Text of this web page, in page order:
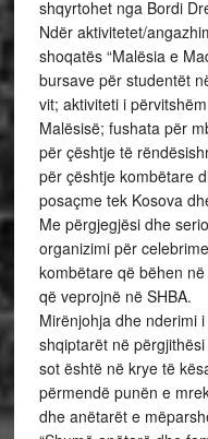
shqyrtohet nga Bordi
Ndër aktivitetet/
shoqatës “Malësia e
bursave për studentët
vit; aktiviteti i
Malësisë; fushata për
për çështje të
për çështje kombëtare
posaçme tek Kosova
Me përgjegjësi dhe
organizimi për
kombëtare që bëhen
që veprojnë në SHBA.
Mirënjohja dhe nderimi
shqiptarët në
sot është në krye të
përmendë punën e
dhe anëtarët e